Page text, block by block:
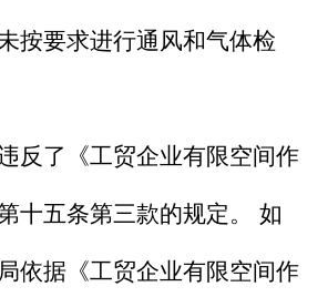
按要求进行通风和气体检
反了《工贸企业有限空间作
十五条第三款的规定。 如
依据《工贸企业有限空间作